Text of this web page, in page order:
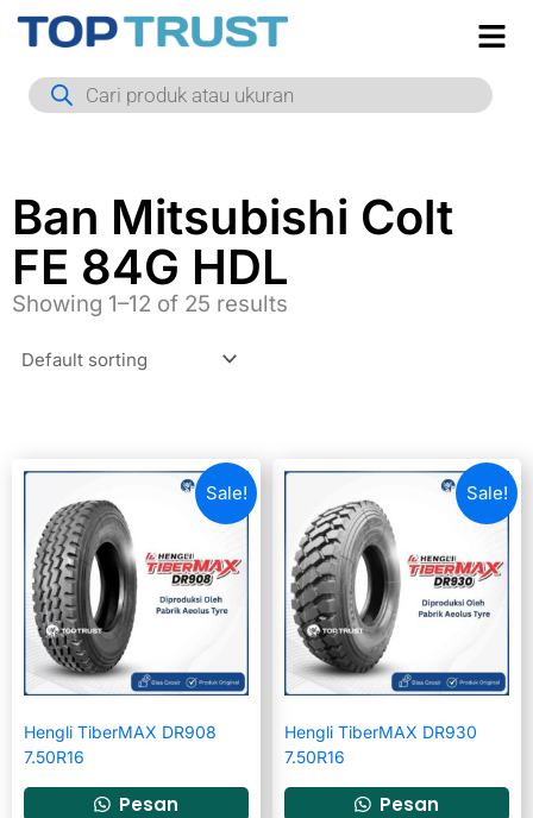
Skip
contentProducts
search
Ban Mitsubishi Colt
FE 84G HDL
Showing 1–12 of 25 results
Sale!
Hengli TiberMAX DR908
7.50R16
Pesan
Sale!
Hengli TiberMAX DR930
7.50R16
Pesan